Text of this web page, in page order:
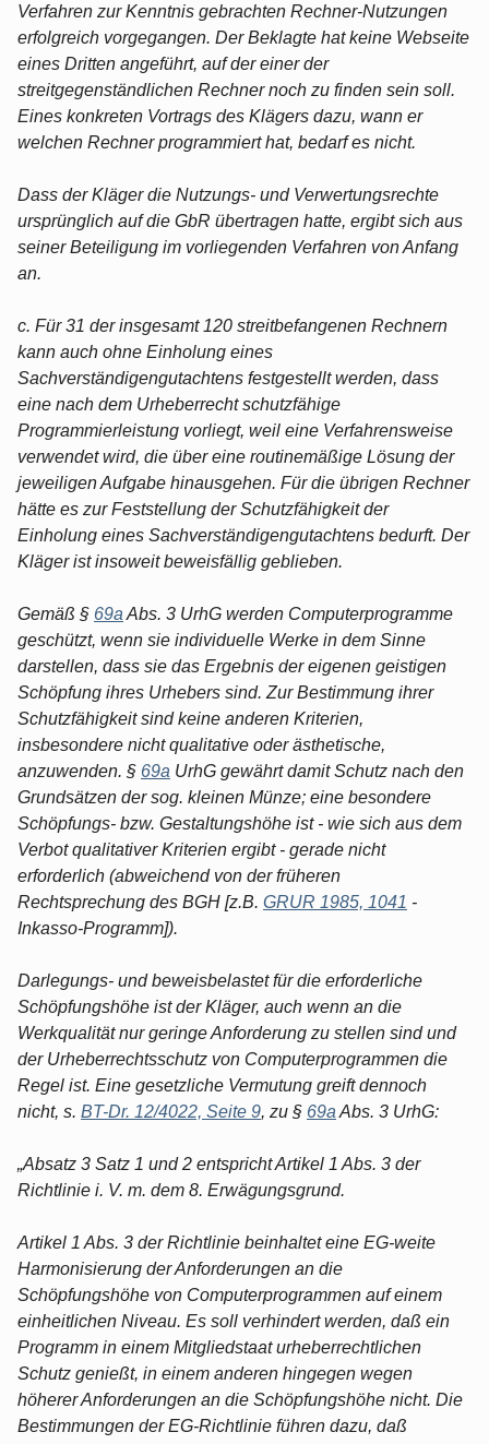
Verfahren zur Kenntnis gebrachten Rechner-Nutzungen
erfolgreich vorgegangen. Der Beklagte hat keine Webseite
eines Dritten angeführt, auf der einer der
streitgegenständlichen Rechner noch zu finden sein soll.
Eines konkreten Vortrags des Klägers dazu, wann er
welchen Rechner programmiert hat, bedarf es nicht.
Dass der Kläger die Nutzungs- und Verwertungsrechte
ursprünglich auf die GbR übertragen hatte, ergibt sich aus
seiner Beteiligung im vorliegenden Verfahren von Anfang
an.
c. Für 31 der insgesamt 120 streitbefangenen Rechnern
kann auch ohne Einholung eines
Sachverständigengutachtens festgestellt werden, dass
eine nach dem Urheberrecht schutzfähige
Programmierleistung vorliegt, weil eine Verfahrensweise
verwendet wird, die über eine routinemäßige Lösung der
jeweiligen Aufgabe hinausgehen. Für die übrigen Rechner
hätte es zur Feststellung der Schutzfähigkeit der
Einholung eines Sachverständigengutachtens bedurft. Der
Kläger ist insoweit beweisfällig geblieben.
Gemäß § 69a Abs. 3 UrhG werden Computerprogramme
geschützt, wenn sie individuelle Werke in dem Sinne
darstellen, dass sie das Ergebnis der eigenen geistigen
Schöpfung ihres Urhebers sind. Zur Bestimmung ihrer
Schutzfähigkeit sind keine anderen Kriterien,
insbesondere nicht qualitative oder ästhetische,
anzuwenden. § 69a UrhG gewährt damit Schutz nach den
Grundsätzen der sog. kleinen Münze; eine besondere
Schöpfungs- bzw. Gestaltungshöhe ist - wie sich aus dem
Verbot qualitativer Kriterien ergibt - gerade nicht
erforderlich (abweichend von der früheren
Rechtsprechung des BGH [z.B. GRUR 1985, 1041 -
Inkasso-Programm]).
Darlegungs- und beweisbelastet für die erforderliche
Schöpfungshöhe ist der Kläger, auch wenn an die
Werkqualität nur geringe Anforderung zu stellen sind und
der Urheberrechtsschutz von Computerprogrammen die
Regel ist. Eine gesetzliche Vermutung greift dennoch
nicht, s. BT-Dr. 12/4022, Seite 9, zu § 69a Abs. 3 UrhG:
„Absatz 3 Satz 1 und 2 entspricht Artikel 1 Abs. 3 der
Richtlinie i. V. m. dem 8. Erwägungsgrund.
Artikel 1 Abs. 3 der Richtlinie beinhaltet eine EG-weite
Harmonisierung der Anforderungen an die
Schöpfungshöhe von Computerprogrammen auf einem
einheitlichen Niveau. Es soll verhindert werden, daß ein
Programm in einem Mitgliedstaat urheberrechtlichen
Schutz genießt, in einem anderen hingegen wegen
höherer Anforderungen an die Schöpfungshöhe nicht. Die
Bestimmungen der EG-Richtlinie führen dazu, daß